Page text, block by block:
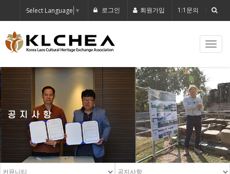
Select Language ▼ 로그인 회원가입 1:1문의
공지사항